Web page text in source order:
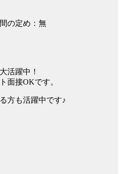
の定め：無
活躍中！
面接OKです。
方も活躍中です♪